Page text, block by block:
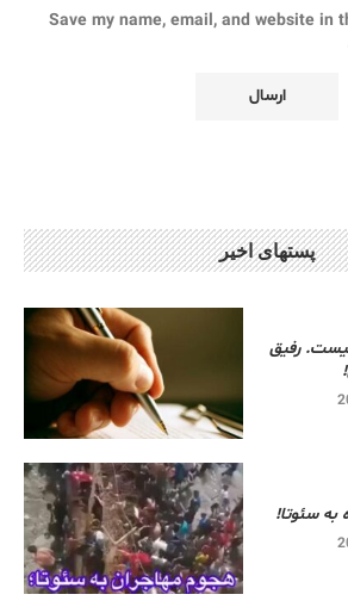
Save my name, email, and website in
پستهای اخیر
رفیق
به سئوتا!